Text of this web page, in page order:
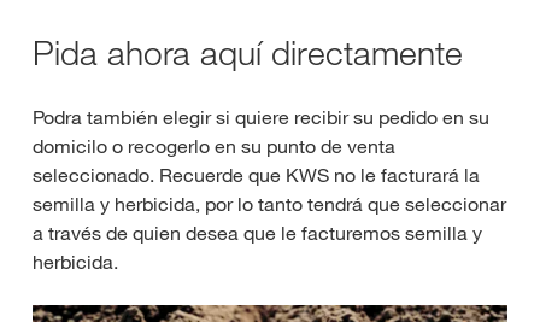
Pida ahora aquí directamente
Podra también elegir si quiere recibir su pedido en su
domicilo o recogerlo en su punto de venta
seleccionado. Recuerde que KWS no le facturará la
semilla y herbicida, por lo tanto tendrá que seleccionar
a través de quien desea que le facturemos semilla y
herbicida.